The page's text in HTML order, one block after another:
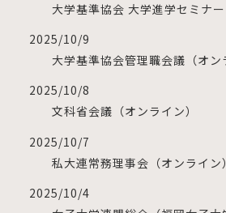
大学基準協会 大学進学セミナー
2025/10/9
大学基準協会管理職会議（オン
2025/10/8
⽂科省会議（オンライン）
2025/10/7
私大連常務理事会（オンライン）
2025/10/4